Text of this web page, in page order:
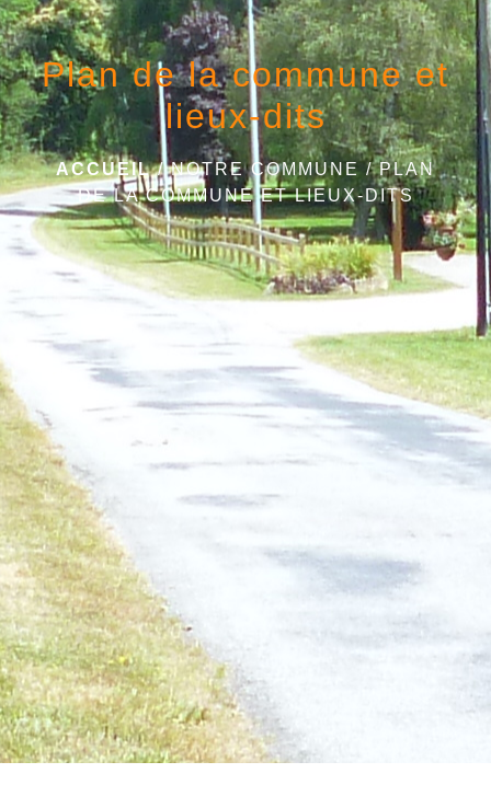
Plan de la commune et
lieux-dits
ACCUEIL/NOTRE COMMUNE/PLAN
DE LA COMMUNE ET LIEUX-DITS